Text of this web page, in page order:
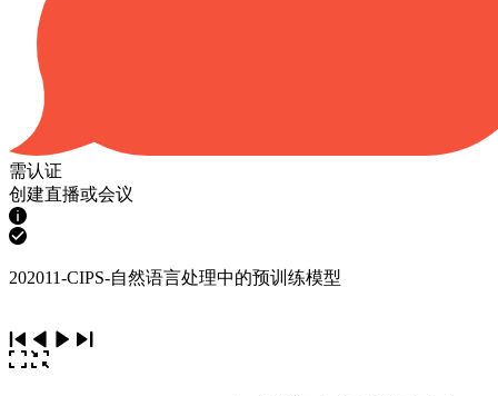
需认证
创建直播或会议
202011-CIPS-自然语言处理中的预训练模型